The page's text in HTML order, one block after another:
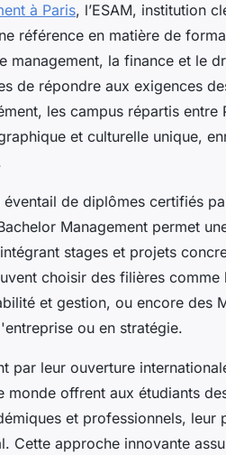
à Paris, l’ESAM, institution
référence en matière de
la finance et le
de répondre aux exigences
les campus répartis entre
et culturelle unique,
de diplômes certifiés
Management permet
stages et projets
choisir des filières comme
et gestion, ou encore des
ou en stratégie.
par leur ouverture
monde offrent aux étudiants
et professionnels, leur
Cette approche innovante